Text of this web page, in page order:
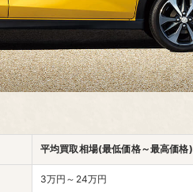
平均買取相場(最低価格～最高価格)
3万円～24万円